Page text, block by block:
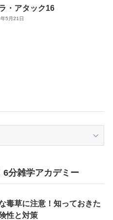
・アタック16
5月21日
分雑学アカデミー
毒草に注意！知っておきた
性と対策